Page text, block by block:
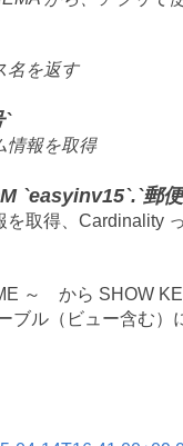
名を返す
`
情報を取得
`easyinv15`.`郵
取得、Cardinality
～ から SHOW
ブル（ビュー含む）